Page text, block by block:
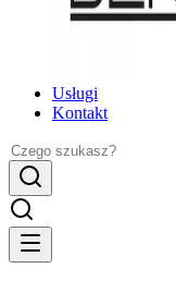
Usługi
Kontakt